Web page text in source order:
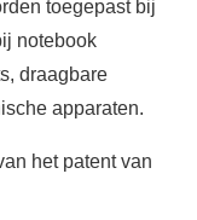
toegepast bij
notebook
draagbare
apparaten.
het patent van